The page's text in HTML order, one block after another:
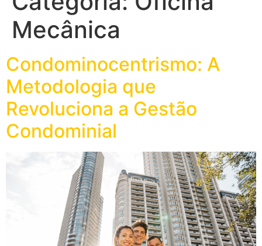
Mecânica
Condominocentrismo: A
Metodologia que
Revoluciona a Gestão
Condominial